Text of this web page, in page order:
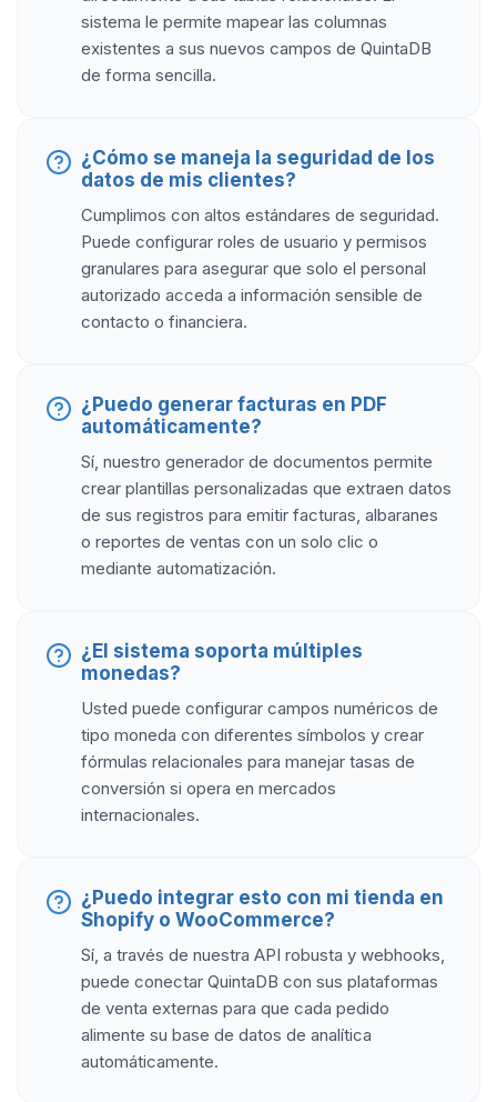
sistema le permite mapear las columnas
existentes a sus nuevos campos de QuintaDB
de forma sencilla.
¿Cómo se maneja la seguridad de los
datos de mis clientes?
Cumplimos con altos estándares de seguridad.
Puede configurar roles de usuario y permisos
granulares para asegurar que solo el personal
autorizado acceda a información sensible de
contacto o financiera.
¿Puedo generar facturas en PDF
automáticamente?
Sí, nuestro generador de documentos permite
crear plantillas personalizadas que extraen datos
de sus registros para emitir facturas, albaranes
o reportes de ventas con un solo clic o
mediante automatización.
¿El sistema soporta múltiples
monedas?
Usted puede configurar campos numéricos de
tipo moneda con diferentes símbolos y crear
fórmulas relacionales para manejar tasas de
conversión si opera en mercados
internacionales.
¿Puedo integrar esto con mi tienda en
Shopify o WooCommerce?
Sí, a través de nuestra API robusta y webhooks,
puede conectar QuintaDB con sus plataformas
de venta externas para que cada pedido
alimente su base de datos de analítica
automáticamente.